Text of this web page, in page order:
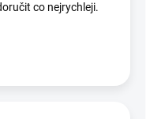
co nejrychleji.